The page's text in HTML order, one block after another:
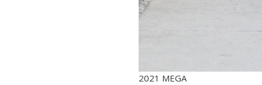
2021 MEGA